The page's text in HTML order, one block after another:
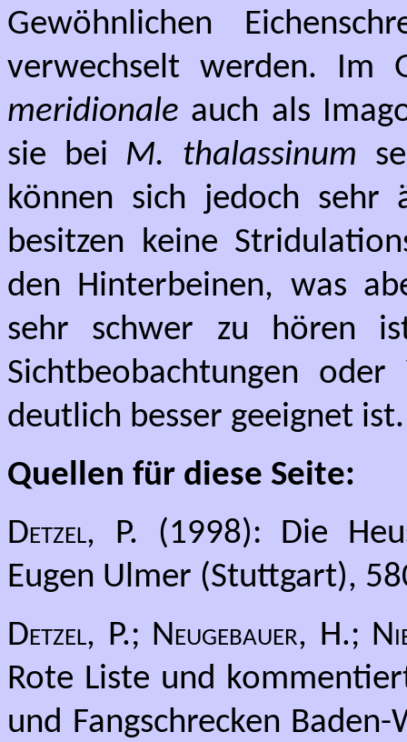
Gewöhnlichen
verwechselt werden. Im
meridionale auch als
sie bei M. thalassinum
können sich jedoch sehr
besitzen keine
den Hinterbeinen, was
sehr schwer zu hören
Sichtbeobachtungen
deutlich besser geeignet ist.
Quellen für diese Seite:
Detzel, P. (1998): Die
Eugen Ulmer (Stuttgart),
Detzel, P.; Neugebauer, H.;
Rote Liste und
und Fangschrecken